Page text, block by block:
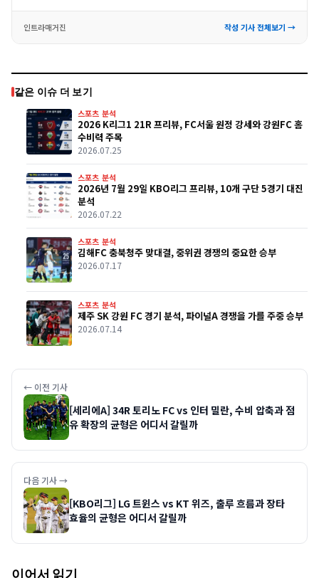
인트라매거진 작성 기사 전체보기 →
같은 이슈 더 보기
스포츠 분석
2026 K리그1 21R 프리뷰, FC서울 원정 강세와 강원FC 홈
수비력 주목
2026.07.25
스포츠 분석
2026년 7월 29일 KBO리그 프리뷰, 10개 구단 5경기 대진
분석
2026.07.22
스포츠 분석
김해FC 충북청주 맞대결, 중위권 경쟁의 중요한 승부
2026.07.17
스포츠 분석
제주 SK 강원 FC 경기 분석, 파이널A 경쟁을 가를 주중 승부
2026.07.14
← 이전 기사
[세리에A] 34R 토리노 FC vs 인터 밀란, 수비 압축과 점
유 확장의 균형은 어디서 갈릴까
다음 기사 →
[KBO리그] LG 트윈스 vs KT 위즈, 출루 흐름과 장타
효율의 균형은 어디서 갈릴까
이어서 읽기